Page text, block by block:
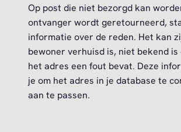
Op post die niet bezorgd kan
ontvanger wordt geretourneerd,
informatie over de reden. Het kan
bewoner verhuisd is, niet bekend
het adres een fout bevat. Deze
je om het adres in je database te
aan te passen.